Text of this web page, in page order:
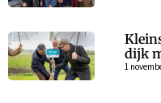
dijk
1